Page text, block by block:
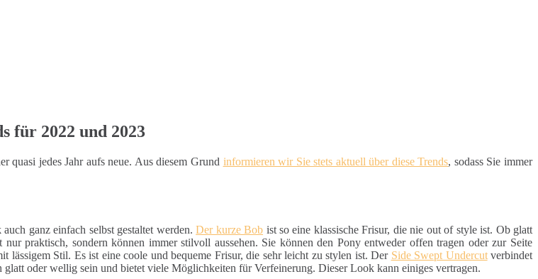
für 2022 und 2023
quasi jedes Jahr aufs neue. Aus diesem Grund informieren wir Sie stets aktuell über diese Trends, sodass Sie immer
ganz einfach selbst gestaltet werden.Der kurze Bob ist so eine klassische Frisur, die nie out of style ist. Ob glatt
nur praktisch, sondern können immer stilvoll aussehen. Sie können den Pony entweder offen tragen oder zur Seite
lässigem Stil. Es ist eine coole und bequeme Frisur, die sehr leicht zu stylen ist. Der Side Swept Undercutverbindet
oder wellig sein und bietet viele Möglichkeiten für Verfeinerung. Dieser Look kann einiges vertragen.